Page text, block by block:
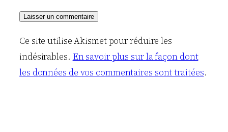
Ce site utilise Akismet pour réduire les
indésirables. En savoir plus sur la façon dont
les données de vos commentaires sont traitées.